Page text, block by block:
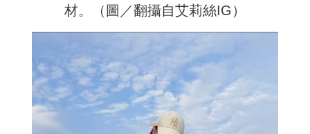
材。（圖／翻攝自艾莉絲IG）